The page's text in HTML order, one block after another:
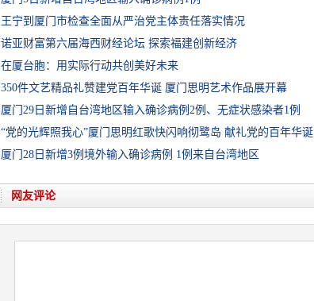
王宁到厦门市检查全面从严治党主体责任落实情况
诺亚财富第六届海西财经论坛 探索福建创新经济
在厦台胞：用实际行动共创美好未来
350件文艺精品礼赞建党百年华诞 厦门思明艺术作品展开幕
厦门29日新增自台湾地区输入确诊病例2例、无症状感染者1例
“党的光辉照我心”厦门思明红歌快闪响彻鹭岛 献礼党的百年华诞
厦门28日新增3例境外输入确诊病例 1例来自台湾地区
网友评论